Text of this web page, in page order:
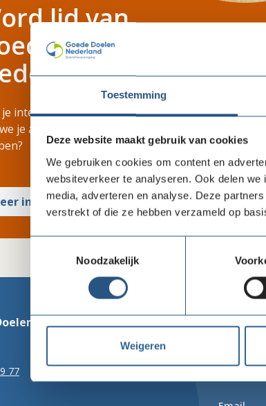
Toestemming
Deze website maakt gebruik van cookies
We gebruiken cookies om content en
websiteverkeer te analyseren. Ook delen
media, adverteren en analyse. Deze
verstrekt of die ze hebben verzameld op
Noodzakelijk
Weigeren
lid van
Doelen
interesse in ons lidmaatschap? Wil je weten
je als brancheorganisatie zoal te bieden
info
Nederland
77
Bureau
020 716